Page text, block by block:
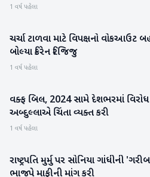
1 વર્ષ પહેલા
રાષ્ટ્રીય
ચર્ચા ટાળવા માટે વિપક્ષનો વોકઆઉટ
બોલ્યા કિરેન રિજિજુ
1 વર્ષ પહેલા
રાજકારણ
વક્ફ બિલ, 2024 સામે દેશભરમાં વિરોધ
અબ્દુલ્લાએ ચિંતા વ્યક્ત કરી
1 વર્ષ પહેલા
રાષ્ટ્રીય
રાષ્ટ્રપતિ મુર્મુ પર સોનિયા ગાંધીની
ભાજપે માફીની માંગ કરી